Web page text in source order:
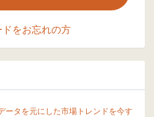
をお忘れの方
ータを元にした市場トレンドを今す